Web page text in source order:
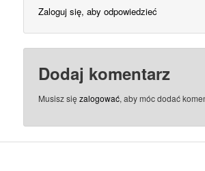
Zaloguj się, aby odpowiedzieć
Dodaj komentarz
Musisz sięzalogować, aby móc dodać